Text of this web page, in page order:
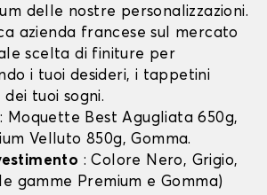
delle nostre personalizzazioni.
azienda francese sul mercato
scelta di finiture per
i tuoi desideri, i tappetini
dei tuoi sogni.
: Moquette Best Agugliata 650g,
Velluto 850g, Gomma.
: Colore Nero, Grigio,
gamme Premium e Gomma)